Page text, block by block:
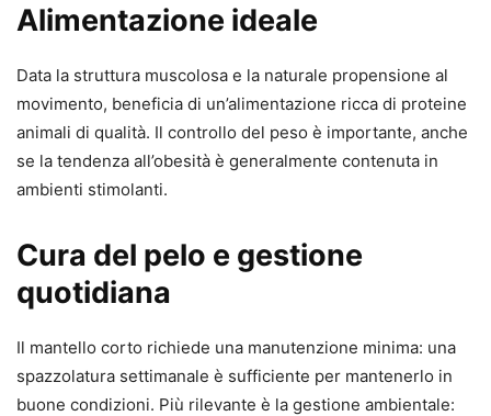
Alimentazione ideale
Data la struttura muscolosa e la naturale propensione al
movimento, beneficia di un’alimentazione ricca di proteine
animali di qualità. Il controllo del peso è importante, anche
se la tendenza all’obesità è generalmente contenuta in
ambienti stimolanti.
Cura del pelo e gestione
quotidiana
Il mantello corto richiede una manutenzione minima: una
spazzolatura settimanale è sufficiente per mantenerlo in
buone condizioni. Più rilevante è la gestione ambientale: